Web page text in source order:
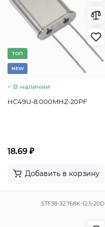
TОП
NEW
В наличии
HC49U-8.000MHZ-20PF
18.69 ₽
Добавить в корзину
STF38-32.768K-12.5-20D